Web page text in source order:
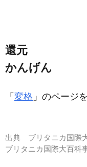
還元
かんげん
「 変格 」のページ
出典 ブリタニカ国際
ブリタニカ国際大百